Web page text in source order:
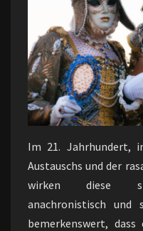
Im 21. Jahrhundert,
Austauschs und der
wirken diese
anachronistisch
bemerkenswert,